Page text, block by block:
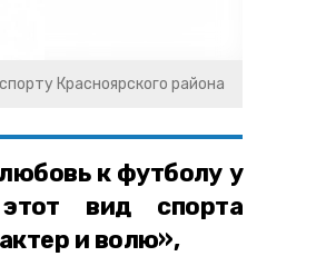
Красноярского района
к футболу у
вид спорта
и волю»,